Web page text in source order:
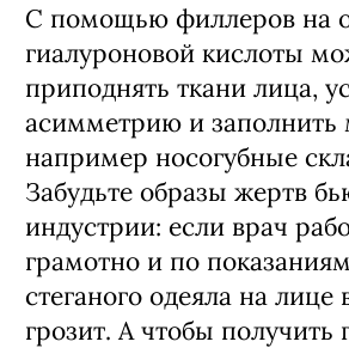
С помощью филлеров на
гиалуроновой кислоты
приподнять ткани лица,
асимметрию и
например носогубные
Забудьте образы жертв
индустрии: если врач
грамотно и по
стеганого одеяла на лице
грозит. А чтобы получить